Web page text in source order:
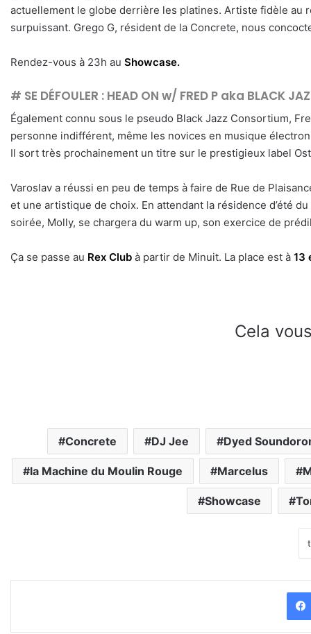
actuellement le globe derrière les platines. Artiste fidèle au
surpuissant. Grego G, résident de la Concrete, nous
Rendez-vous à 23h au Showcase.
# SE DÉFOULER : HEAD ON w/ FRED P aka BLACK
Également connu sous le pseudo Black Jazz Consortium,
personne indifférent, même les novices en musique
Il sort très prochainement un titre sur le prestigieux label
Varoslav a réussi en peu de temps à faire de Rue de
et une artistique de choix. En attendant la résidence d’été
soirée, Molly, se chargera du warm up, son exercice de
Ça se passe au Rex Club à partir de Minuit. La place est à 13
Cela
Concrete DJ Jee Dyed
la Machine du Moulin Rouge Marcelus
Showcase